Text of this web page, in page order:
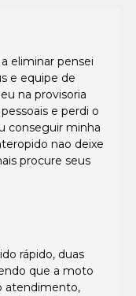
eliminar pensei
e equipe de
na provisoria
e perdi o
conseguir minha
nao deixe
procure seus
rápido, duas
que a moto
atendimento,